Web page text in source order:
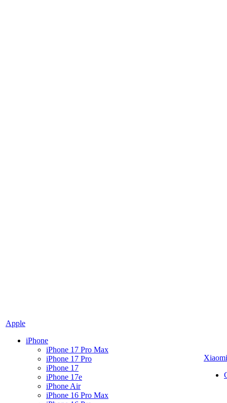
Apple
iPhone
iPhone 17 Pro Max
iPhone 17 Pro
iPhone 17
iPhone 17e
iPhone Air
iPhone 16 Pro Max
Xiaomi